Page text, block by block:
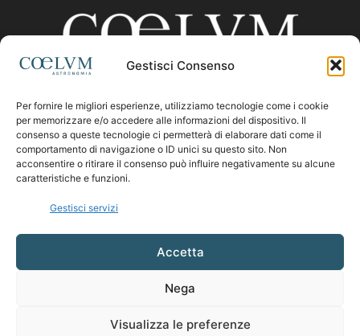
Gestisci Consenso
Per fornire le migliori esperienze, utilizziamo tecnologie come i cookie
per memorizzare e/o accedere alle informazioni del dispositivo. Il
consenso a queste tecnologie ci permetterà di elaborare dati come il
comportamento di navigazione o ID unici su questo sito. Non
acconsentire o ritirare il consenso può influire negativamente su alcune
caratteristiche e funzioni.
Gestisci servizi
Accetta
Nega
Visualizza le preferenze
CHI SIAMO
Contattaci:coelumastro@coelum.com